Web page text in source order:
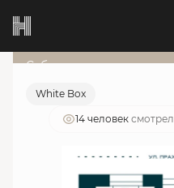
2-комнатная
Ипотека
Субсидированная
White Box
14 человек